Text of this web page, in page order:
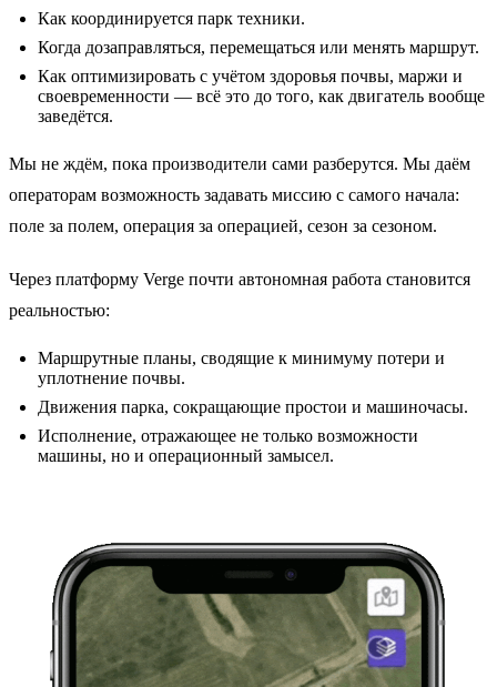
Как координируется парк техники.
Когда дозаправляться, перемещаться или менять маршрут.
Как оптимизировать с учётом здоровья почвы, маржи и
своевременности — всё это до того, как двигатель вообще
заведётся.
Мы не ждём, пока производители сами разберутся. Мы даём
операторам возможность задавать миссию с самого начала:
поле за полем, операция за операцией, сезон за сезоном.
Через платформу Verge почти автономная работа становится
реальностью:
Маршрутные планы, сводящие к минимуму потери и
уплотнение почвы.
Движения парка, сокращающие простои и машиночасы.
Исполнение, отражающее не только возможности
машины, но и операционный замысел.